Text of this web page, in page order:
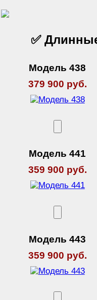
✅
Модель 438
379 900 руб.
Модель 441
359 900 руб.
Модель 443
359 900 руб.